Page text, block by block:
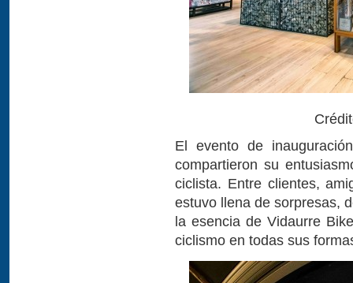
El evento de
compartieron su
ciclista. Entre clientes,
estuvo llena de sorpresas,
la esencia de Vidaurre
ciclismo en todas sus